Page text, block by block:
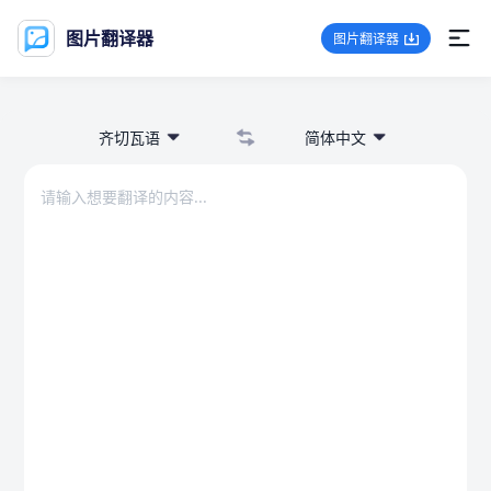
图片翻译器 图片翻译器
齐切瓦语 简体中文